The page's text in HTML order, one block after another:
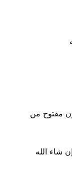
25 ميكرون إلي 30 ميكرون مفتوح من
شاء الله